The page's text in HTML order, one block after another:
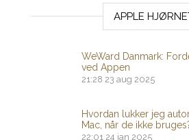
APPLE
WeWard Danmark:
ved Appen
21:28 23 aug 2025
Hvordan lukker jeg
Mac, når de ikke
22:01 24 jan 2025